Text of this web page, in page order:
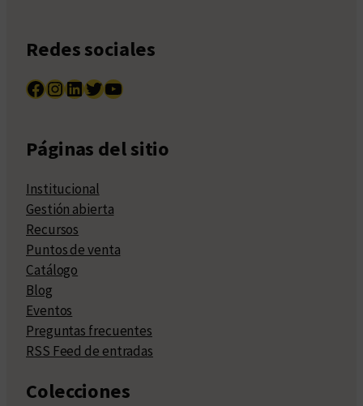
Redes sociales
Facebook InstagramLinkedIn Twitter YouTube
Páginas del sitio
Institucional
Gestión abierta
Recursos
Puntos de venta
Catálogo
Blog
Eventos
Preguntas frecuentes
RSS Feed de entradas
Colecciones